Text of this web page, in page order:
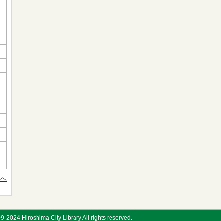
2024 Hiroshima City Library All rights reserved.